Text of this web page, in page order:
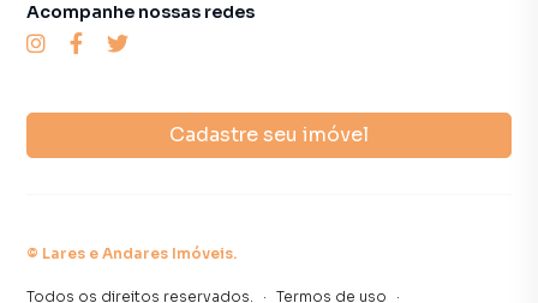
Cadastre seu imóvel
Acompanhe nossas redes
© Lares e Andares Imóveis.
Todos os direitos reservados. · Termos de uso ·